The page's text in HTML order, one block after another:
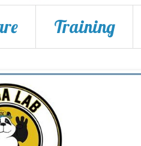
Training